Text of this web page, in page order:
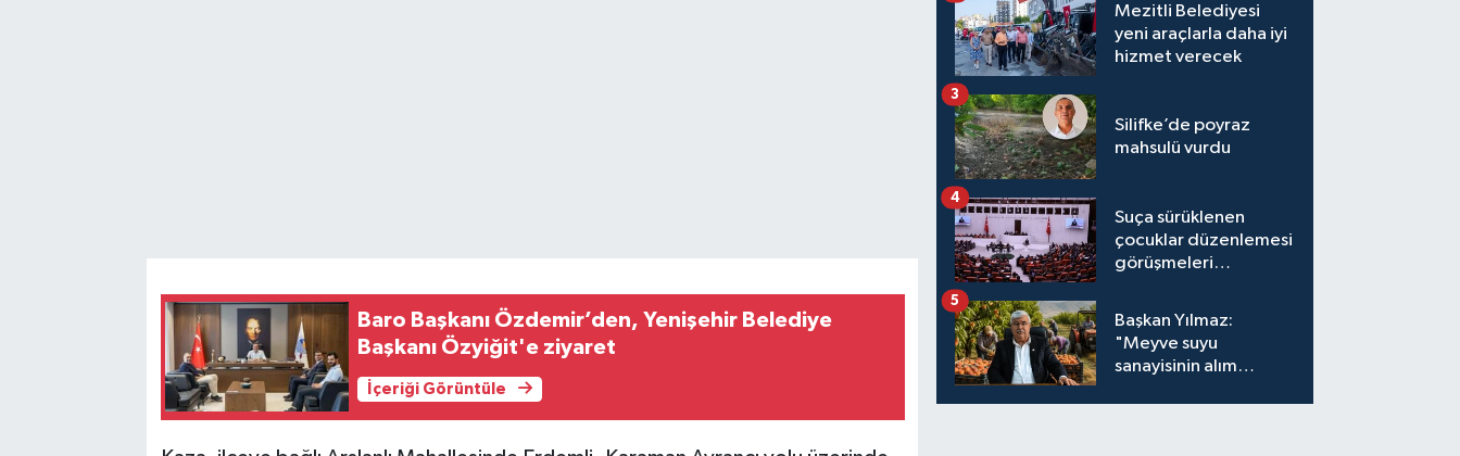
Baro Başkanı Özdemir’den, Yenişehir Belediye
Başkanı Özyiğit'e ziyaret
İçeriği Görüntüle
Mezitli Belediyesi
yeni araçlarla daha iyi
hizmet verecek
Silifke’de poyraz
mahsulü vurdu
3
Suça sürüklenen
çocuklar düzenlemesi
görüşmeleri
4
Başkan Yılmaz:
"Meyve suyu
sanayisinin alım
5